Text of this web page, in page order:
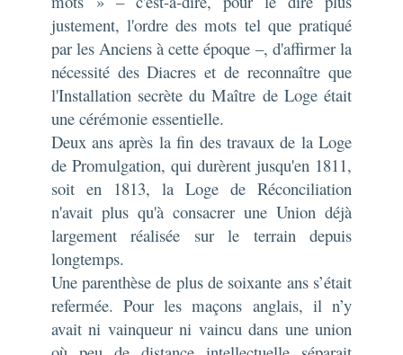
justement, l'ordre des mots tel que pratiqué
par les Anciens à cette époque –, d'affirmer la
nécessité des Diacres et de reconnaître que
l'Installation secrète du Maître de Loge était
une cérémonie essentielle.
Deux ans après la fin des travaux de la Loge
de Promulgation, qui durèrent jusqu'en 1811,
soit en 1813, la Loge de Réconciliation
n'avait plus qu'à consacrer une Union déjà
largement réalisée sur le terrain depuis
longtemps.
Une parenthèse de plus de soixante ans s’était
refermée. Pour les maçons anglais, il n’y
avait ni vainqueur ni vaincu dans une union